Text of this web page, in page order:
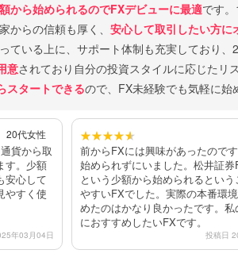
から始められるのでFXデビューに最適です
からの信頼も厚く、 安心して取引したい方に
ている上に、サポート体制も充実しており、
意されており自分の投資スタイルに応じたリ
スタートできるので、FX未経験でも気軽に始
20代女性
貨から取
す。少額
安心して
やすく使
年03月04日
前からFXには興味があったので
始められずにいました。松井証
という少額から始められるとい
やすいFXでした。実際の本番環
めたのはかなり良かったです。
におすすめしたいFXです。
投稿日